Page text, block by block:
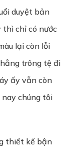
duyệt bản
thì chỉ có nước
lại còn lỗi
trông tệ đi
ấy vẫn còn
chúng tôi
thiết kế bận